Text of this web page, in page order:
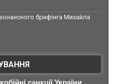
брифінга Михайла
санкції України